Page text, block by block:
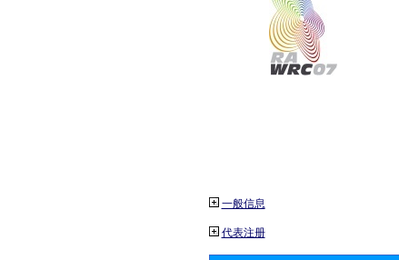
一般信息
代表注册